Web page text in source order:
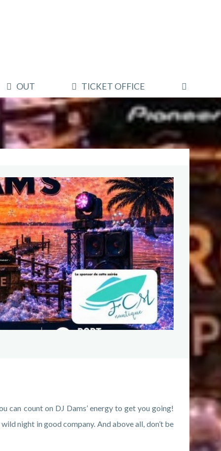
OUT TICKET OFFICE
can count on DJ Dams’ energy to get you going!
night in good company. And above all, don’t be